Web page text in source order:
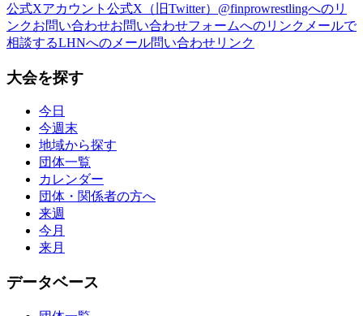
公式Xアカウント 公式X（旧Twitter）@finprowrestlingへのリ
ンクお問い合わせお問い合わせフォームへのリンク メールで
相談するLHNへのメール問い合わせリンク
大会を探す
今日
今週末
地域から探す
団体一覧
カレンダー
団体・関係者の方へ
来週
今月
来月
データベース